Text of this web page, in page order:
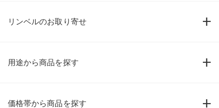
リンベルのお取り寄せ
用途から商品を探す
価格帯から商品を探す